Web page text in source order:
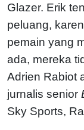
Glazer. Erik
peluang,
pemain yang
ada, mereka
Adrien Rabiot
jurnalis senior
Sky Sports,